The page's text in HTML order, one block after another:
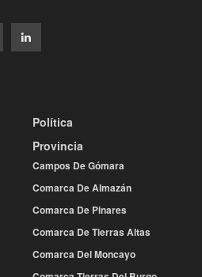
Política
Provincia
Campos De Gómara
Comarca De Almazán
Comarca De Pinares
Comarca De Tierras Altas
Comarca Del Moncayo